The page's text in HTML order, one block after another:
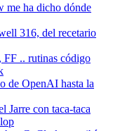
me ha dicho dónde
316, del recetario
FF .. rutinas código
de OpenAI hasta la
Jarre con taca-taca